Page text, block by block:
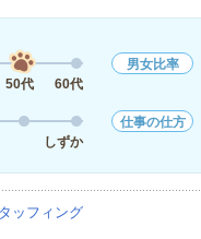
50代 60代
男女比率
しずか
仕事の仕方
ッフィング